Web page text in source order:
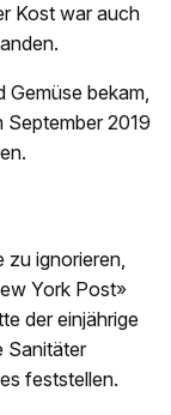
Kost war auch
Gemüse bekam,
September 2019
zu ignorieren,
York Post»
der einjährige
Sanitäter
feststellen.